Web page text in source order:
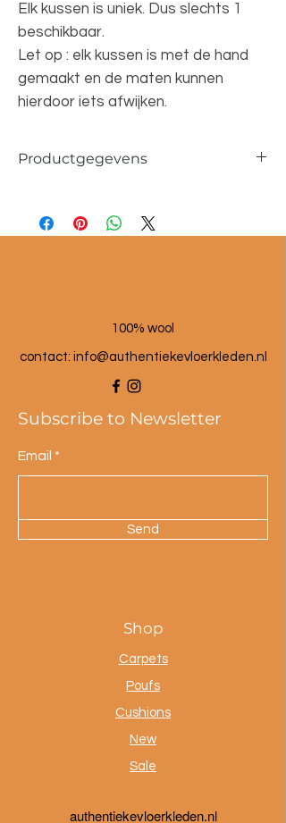
Elk kussen is uniek. Dus slechts 1
beschikbaar.
Let op : elk kussen is met de hand
gemaakt en de maten kunnen
hierdoor iets afwijken.
Productgegevens
100% wol
100% wool
contact: info@authentiekevloerkleden.nl
Subscribe to Newsletter
Email
Send
Shop
Carpets
Poufs
Cushions
New
Sale
authentiekevloerkleden.nl